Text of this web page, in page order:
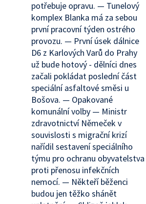
potřebuje opravu. — Tunelový
komplex Blanka má za sebou
první pracovní týden ostrého
provozu. — První úsek dálnice
D6 z Karlových Varů do Prahy
už bude hotový - dělníci dnes
začali pokládat poslední část
speciální asfaltové směsi u
Bošova. — Opakované
komunální volby — Ministr
zdravotnictví Němeček v
souvislosti s migrační krizí
nařídil sestavení speciálního
týmu pro ochranu obyvatelstva
proti přenosu infekčních
nemocí. — Někteří běženci
budou jen těžko shánět